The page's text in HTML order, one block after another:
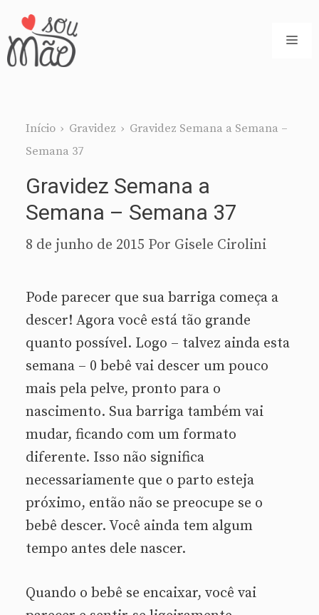
Pular
para
Início › Gravidez › Gravidez Semana a Semana –
Semana 37
Gravidez Semana a
Semana – Semana 37
8 de junho de 2015 Por Gisele Cirolini
Pode parecer que sua barriga começa a
descer! Agora você está tão grande
quanto possível. Logo – talvez ainda esta
semana – 0 bebê vai descer um pouco
mais pela pelve, pronto para o
nascimento. Sua barriga também vai
mudar, ficando com um formato
diferente. Isso não significa
necessariamente que o parto esteja
próximo, então não se preocupe se o
bebê descer. Você ainda tem algum
tempo antes dele nascer.
Quando o bebê se encaixar, você vai